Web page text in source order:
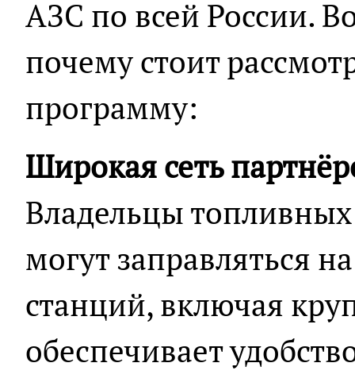
АЗС по всей России.
почему стоит
программу:
Широкая сеть
Владельцы
могут заправляться
станций, включая
обеспечивает